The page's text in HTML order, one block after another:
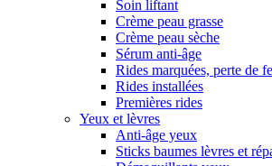
Soin liftant
Crème peau grasse
Crème peau sèche
Sérum anti-âge
Rides marquées, perte de
Rides installées
Premières rides
Yeux et lèvres
Anti-âge yeux
Sticks baumes lèvres et